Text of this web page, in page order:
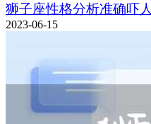
狮子座性格分析准确吓人
2023-06-15